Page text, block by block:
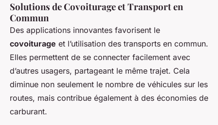
Solutions de Covoiturage et Transport en
Commun
Des applications innovantes favorisent le
covoiturage et l’utilisation des transports en commun.
Elles permettent de se connecter facilement avec
d’autres usagers, partageant le même trajet. Cela
diminue non seulement le nombre de véhicules sur les
routes, mais contribue également à des économies de
carburant.